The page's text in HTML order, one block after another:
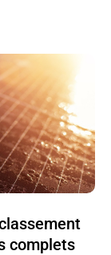
complets